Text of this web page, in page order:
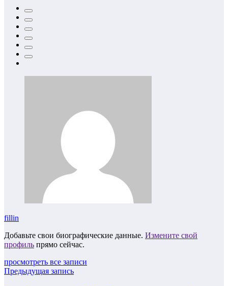
fillin
Добавьте свои биографические данные. Измените свой
профиль прямо сейчас.
просмотреть все записи
Предыдущая запись